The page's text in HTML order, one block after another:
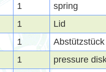
1 spring
1 Lid
1 Abstützstück
1 pressure